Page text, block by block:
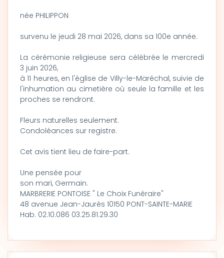
née PHILIPPON
survenu le jeudi 28 mai 2026, dans sa 100e année.
La cérémonie religieuse sera célébrée le mercredi
3 juin 2026,
à 11 heures, en l'église de Villy-le-Maréchal, suivie de
l'inhumation au cimetière où seule la famille et les
proches se rendront.
Fleurs naturelles seulement.
Condoléances sur registre.
Cet avis tient lieu de faire-part.
Une pensée pour
son mari, Germain.
MARBRERIE PONTOISE " Le Choix Funéraire"
48 avenue Jean-Jaurès 10150 PONT-SAINTE-MARIE
Hab. 02.10.086 03.25.81.29.30